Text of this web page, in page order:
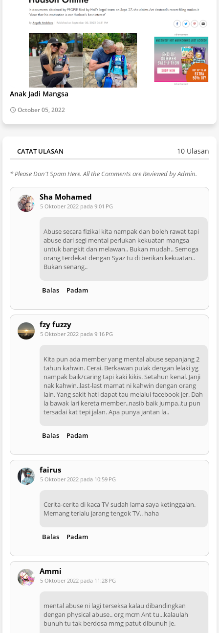
Anak Jadi Mangsa
October 05, 2022
CATAT ULASAN 10 Ulasan
* Please Don't Spam Here. All the Comments are Reviewed by Admin.
Sha Mohamed
5 Oktober 2022 pada 9:01 PG
Abuse secara fizikal kita nampak dan boleh rawat tapi
abuse dari segi mental perlukan kekuatan mangsa
untuk bangkit dan melawan.. Bukan mudah.. Semoga
orang terdekat dengan Syaz tu di berikan kekuatan..
Bukan senang..
Balas Padam
fzy fuzzy
5 Oktober 2022 pada 9:16 PG
Kita pun ada member yang mental abuse sepanjang 2
tahun kahwin. Cerai. Berkawan pulak dengan lelaki yg
nampak baik/caring tapi kaki kikis. Setahun kenal. Janji
nak kahwin..last-last mamat ni kahwin dengan orang
lain. Yang sakit hati dapat tau melalui facebook jer. Dah
la bawak lari kereta member..nasib baik jumpa..tu pun
tersadai kat tepi jalan. Apa punya jantan la..
Balas Padam
fairus
5 Oktober 2022 pada 10:59 PG
Cerita-cerita di kaca TV sudah lama saya ketinggalan.
Memang terlalu jarang tengok TV.. haha
Balas Padam
Ammi
5 Oktober 2022 pada 11:28 PG
mental abuse ni lagi terseksa kalau dibandingkan
dengan physical abuse.. org mcm Ant tu...kalaulah
bunuh tu tak berdosa mmg patut dibunuh je.